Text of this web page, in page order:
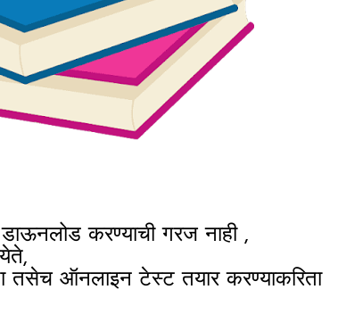
करण्याची गरज नाही ,
तसेच ऑनलाइन टेस्ट तयार करण्याकरिता